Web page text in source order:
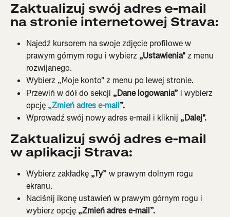
Zaktualizuj swój adres e-mail
na stronie internetowej Strava:
Najedź kursorem na swoje zdjęcie profilowe w
prawym górnym rogu i wybierz „Ustawienia" z menu
rozwijanego.
Wybierz „Moje konto" z menu po lewej stronie.
Przewiń w dół do sekcji „Dane logowania” i wybierz
opcję „Zmień adres e-mail”.
Wprowadź swój nowy adres e-mail i kliknij „Dalej".
Zaktualizuj swój adres e-mail
w aplikacji Strava:
Wybierz zakładkę „Ty” w prawym dolnym rogu
ekranu.
Naciśnij ikonę ustawień w prawym górnym rogu i
wybierz opcję „Zmień adres e-mail”.